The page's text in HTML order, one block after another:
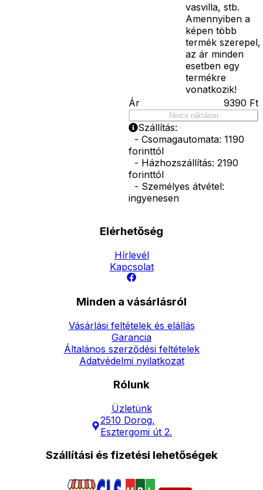
vasvilla, stb.
Amennyiben a
képen több
termék szerepel,
az ár minden
esetben egy
termékre
vonatkozik!
Ár
9390 Ft
Nincs raktáron
Szállítás:
- Csomagautomata: 1190
forinttól
- Házhozszállítás: 2190
forinttól
- Személyes átvétel:
ingyenesen
Elérhetőség
Hírlevél
Kapcsolat
Minden a vásárlásról
Vásárlási feltételek és elállás
Garancia
Általános szerződési feltételek
Adatvédelmi nyilatkozat
Rólunk
Üzletünk
2510 Dorog,
Esztergomi út 2.
Szállítási és fizetési lehetőségek